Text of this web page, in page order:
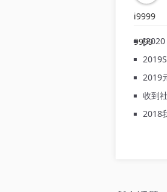
[2020
2019
收到
2018